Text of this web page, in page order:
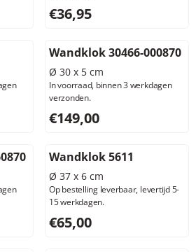
btw: 39,63Prijs: 36,95, exclusief btw:
€36,95
btw: 78,51
Wandklok 30466-000870
Ø 30 x 5 cm
In voorraad, binnen 3 werkdagen
verzonden.
Prijs: 149,00, exclusief btw:
€149,00
btw: 128,10
Wandklok 5611
Ø 37 x 6 cm
Op bestelling leverbaar, levertijd 5-
15 werkdagen.
Prijs: 65,00, exclusief btw:
€65,00